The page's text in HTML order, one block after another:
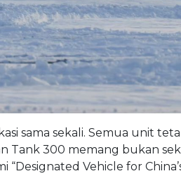
sama sekali. Semua unit
Tank 300 memang bukan
Vehicle for